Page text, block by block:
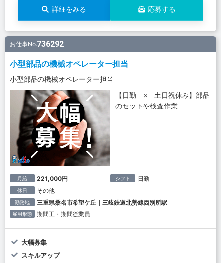
詳細をみる 応募する
お仕事No.736292
小型部品の機械オペレーター担当
小型部品の機械オペレーター担当
【日勤 × 土日祝休み】部品
のセットや検査作業
月給 221,000円 シフト 日勤
休日 その他
勤務地 三重県桑名市希望ケ丘｜三岐鉄道北勢線西別所駅
雇用形態 期間工・期間従業員
大幅募集
スキルアップ